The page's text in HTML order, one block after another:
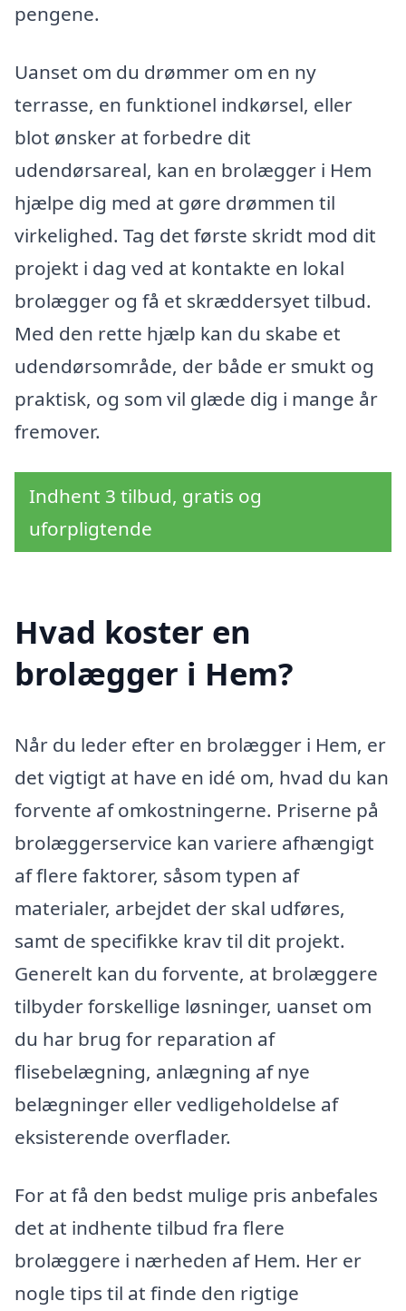
pengene.
Uanset om du drømmer om en ny
terrasse, en funktionel indkørsel, eller
blot ønsker at forbedre dit
udendørsareal, kan en brolægger i Hem
hjælpe dig med at gøre drømmen til
virkelighed. Tag det første skridt mod dit
projekt i dag ved at kontakte en lokal
brolægger og få et skræddersyet tilbud.
Med den rette hjælp kan du skabe et
udendørsområde, der både er smukt og
praktisk, og som vil glæde dig i mange år
fremover.
Indhent 3 tilbud, gratis og
uforpligtende
Hvad koster en
brolægger i Hem?
Når du leder efter en brolægger i Hem, er
det vigtigt at have en idé om, hvad du kan
forvente af omkostningerne. Priserne på
brolæggerservice kan variere afhængigt
af flere faktorer, såsom typen af
materialer, arbejdet der skal udføres,
samt de specifikke krav til dit projekt.
Generelt kan du forvente, at brolæggere
tilbyder forskellige løsninger, uanset om
du har brug for reparation af
flisebelægning, anlægning af nye
belægninger eller vedligeholdelse af
eksisterende overflader.
For at få den bedst mulige pris anbefales
det at indhente tilbud fra flere
brolæggere i nærheden af Hem. Her er
nogle tips til at finde den rigtige